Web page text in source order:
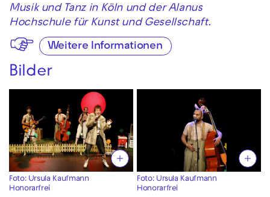
Musik und Tanz in Köln und der Alanus
Hochschule für Kunst und Gesellschaft.
Weitere Informationen
Bilder
Foto: Ursula Kaufmann
Honorarfrei
Foto: Ursula Kaufmann
Honorarfrei